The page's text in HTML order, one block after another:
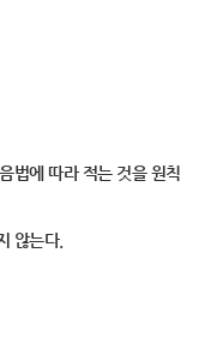
법에 따라 적는 것을 원칙
않는다.